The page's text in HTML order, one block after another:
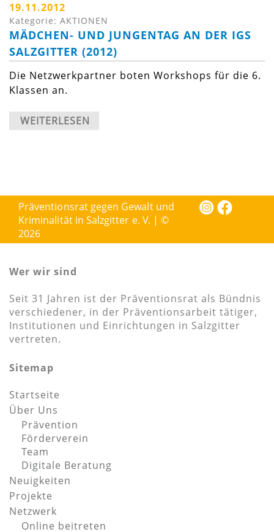
19.11.2012
Kategorie: AKTIONEN
MÄDCHEN- UND JUNGENTAG AN DER IGS
SALZGITTER (2012)
Die Netzwerkpartner boten Workshops für die 6.
Klassen an.
WEITERLESEN
Präventionsrat gegen Gewalt und
Kriminalität in Salzgitter e. V. | ©
2026
Wer wir sind
Seit 31 Jahren ist der Präventionsrat als Bündnis
verschiedener, in der Präventionsarbeit tätiger,
Institutionen und Einrichtungen in Salzgitter
vertreten.
Sitemap
Startseite
Über Uns
Prävention
Förderverein
Team
Digitale Beratung
Neuigkeiten
Projekte
Netzwerk
Online beitreten